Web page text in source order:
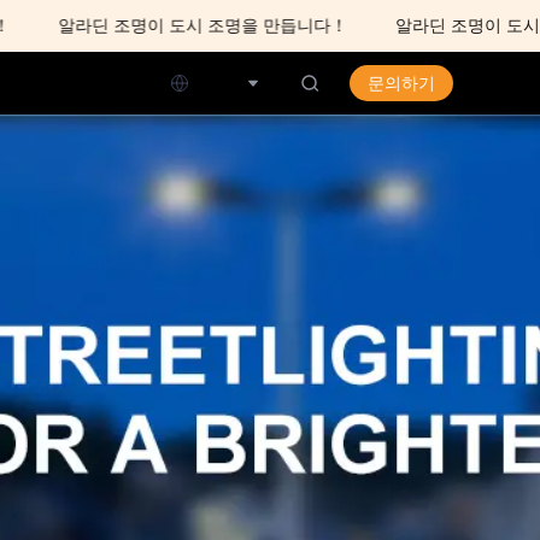
알라딘 조명이 도시 조명을 만듭니다！
알라딘 조명이 도시 조
다！
문의하기